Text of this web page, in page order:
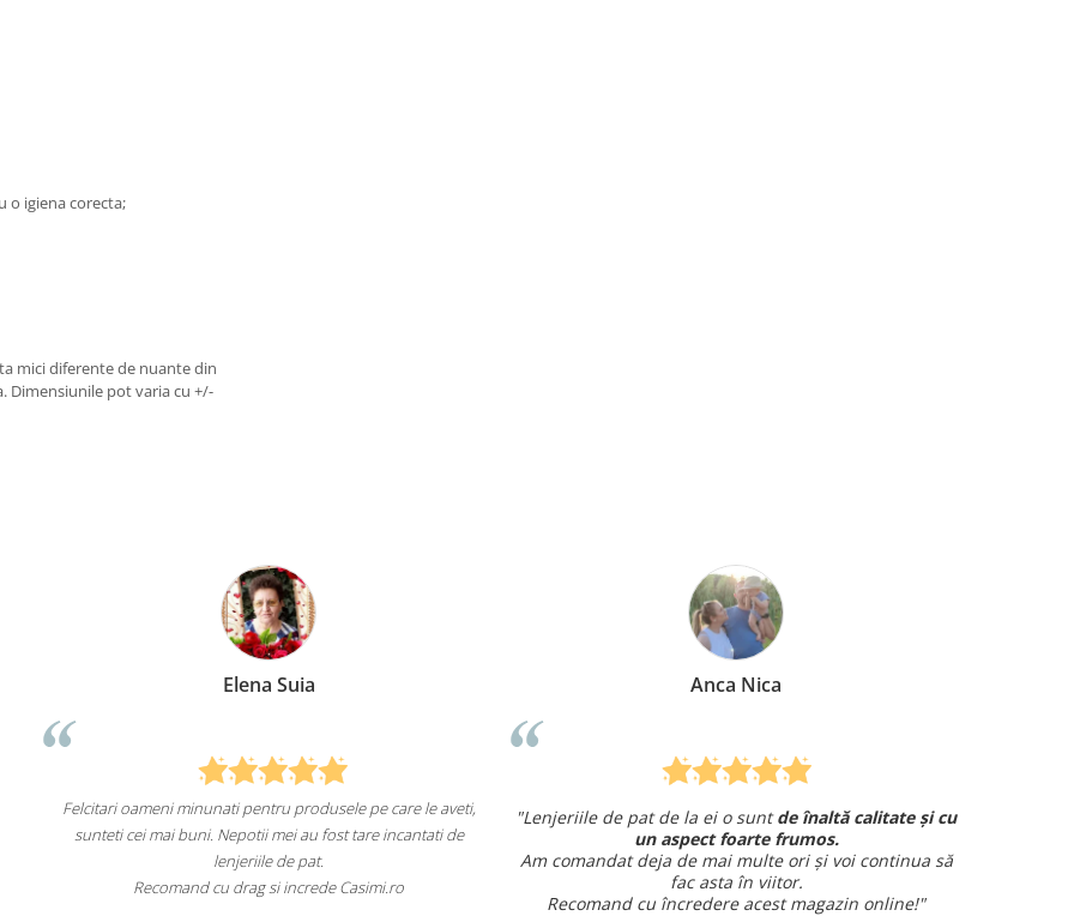
o igiena corecta;
mici diferente de nuante din
Dimensiunile pot varia cu +/-
care le aveti,
incantati de
"Lenjeriile de pat de la ei o suntde înaltă calitate și cu
un aspect foarte frumos.
Am comandat deja de mai multe ori și voi continua să
fac asta în viitor.
Recomand cu încredere acest magazin online!"
Mirela Vermesan
Am comandat o lenjerie de pat pentru cadou
și am avut o întrebare șiam primit un răspuns rapid și
amabil.
Sunt foarte mulțumită!